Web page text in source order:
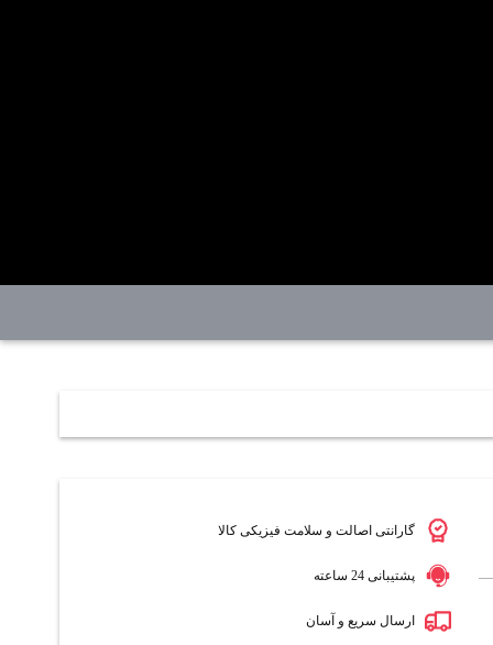
گارانتی اصالت و سلامت فیزیکی کالا
پشتیبانی 24 ساعته
ارسال سریع و آسان